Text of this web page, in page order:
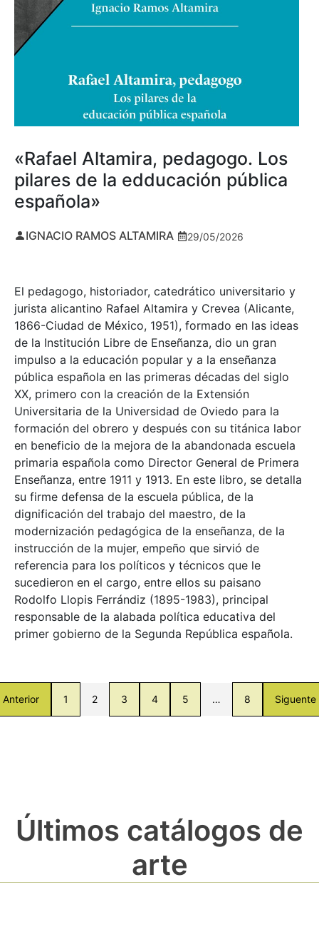
«Rafael Altamira, pedagogo. Los
pilares de la edducación pública
española»
IGNACIO RAMOS ALTAMIRA 29/05/2026
El pedagogo, historiador, catedrático universitario y
jurista alicantino Rafael Altamira y Crevea (Alicante,
1866-Ciudad de México, 1951), formado en las ideas
de la Institución Libre de Enseñanza, dio un gran
impulso a la educación popular y a la enseñanza
pública española en las primeras décadas del siglo
XX, primero con la creación de la Extensión
Universitaria de la Universidad de Oviedo para la
formación del obrero y después con su titánica labor
en beneficio de la mejora de la abandonada escuela
primaria española como Director General de Primera
Enseñanza, entre 1911 y 1913. En este libro, se detalla
su firme defensa de la escuela pública, de la
dignificación del trabajo del maestro, de la
modernización pedagógica de la enseñanza, de la
instrucción de la mujer, empeño que sirvió de
referencia para los políticos y técnicos que le
sucedieron en el cargo, entre ellos su paisano
Rodolfo Llopis Ferrándiz (1895-1983), principal
responsable de la alabada política educativa del
primer gobierno de la Segunda República española.
Anterior 1 2 3 4 5 … 8 Siguente
Últimos catálogos de
arte